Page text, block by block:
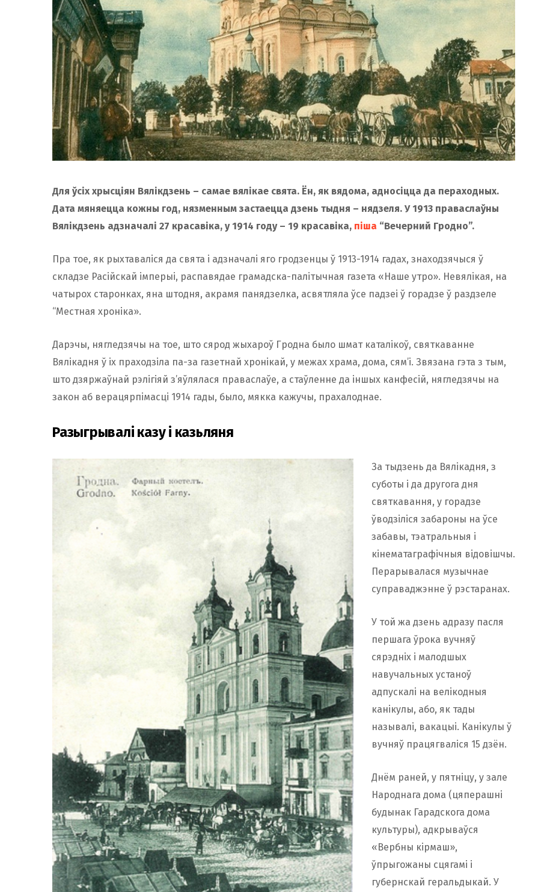
Для ўсіх хрысціян Вялікдзень – самае вялікае свята. Ён, як вядома, адносіцца да пераходных.
Дата мяняецца кожны год, нязменным застаецца дзень тыдня – нядзеля. У 1913 праваслаўны
Вялікдзень адзначалі 27 красавіка, у 1914 году – 19 красавіка, піша “Вечерний Гродно”.
Пра тое, як рыхтаваліся да свята і адзначалі яго гродзенцы ў 1913-1914 гадах, знаходзячыся ў
складзе Расійскай імперыі, распавядае грамадска-палітычная газета «Наше утро». Невялікая, на
чатырох старонках, яна штодня, акрамя панядзелка, асвятляла ўсе падзеі ў горадзе ў раздзеле
“Местная хроніка».
Дарэчы, нягледзячы на ​​тое, што сярод жыхароў Гродна было шмат каталікоў, святкаванне
Вялікадня ў іх праходзіла па-за газетнай хронікай, у межах храма, дома, сям’і. Звязана гэта з тым,
што дзяржаўнай рэлігіяй з’яўлялася праваслаўе, а стаўленне да іншых канфесій, нягледзячы на ​​
закон аб верацярпімасці 1914 гады, было, мякка кажучы, прахалоднае.
Разыгрывалі казу і казьляня
За тыдзень да Вялікадня, з
суботы і да другога дня
святкавання, у горадзе
ўводзіліся забароны на ўсе
забавы, тэатральныя і
кінематаграфічныя відовішчы.
Перарывалася музычнае
суправаджэнне ў рэстаранах.
У той жа дзень адразу пасля
першага ўрока вучняў
сярэдніх і малодшых
навучальных устаноў
адпускалі на велікодныя
канікулы, або, як тады
называлі, вакацыі. Канікулы ў
вучняў працягваліся 15 дзён.
Днём раней, у пятніцу, у зале
Народнага дома (цяперашні
будынак Гарадскога дома
культуры), адкрываўся
«Вербны кірмаш»,
ўпрыгожаны сцягамі і
губернскай геральдыкай. У